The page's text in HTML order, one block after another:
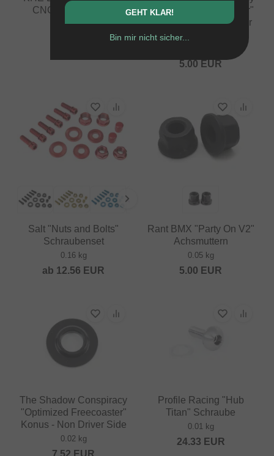
CNC" Achsmuttern
0.01 kg
"Optimized Freecoaster"
Lockmutter - Non Driver
5.00 EUR
Salt "Nuts and Bolts"
Schraubenset
0.16 kg
ab 12.56 EUR
Rant BMX "Party On V2"
Achsmuttern
0.05 kg
5.00 EUR
The Shadow Conspiracy
"Optimized Freecoaster"
Konus - Non Driver Side
0.02 kg
7.52 EUR
Profile Racing "Hub
Titan" Schraube
0.01 kg
24.33 EUR
GEHT KLAR!
Bin mir nicht sicher...